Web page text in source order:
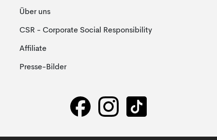
Über uns
CSR - Corporate Social Responsibility
Affiliate
Presse-Bilder